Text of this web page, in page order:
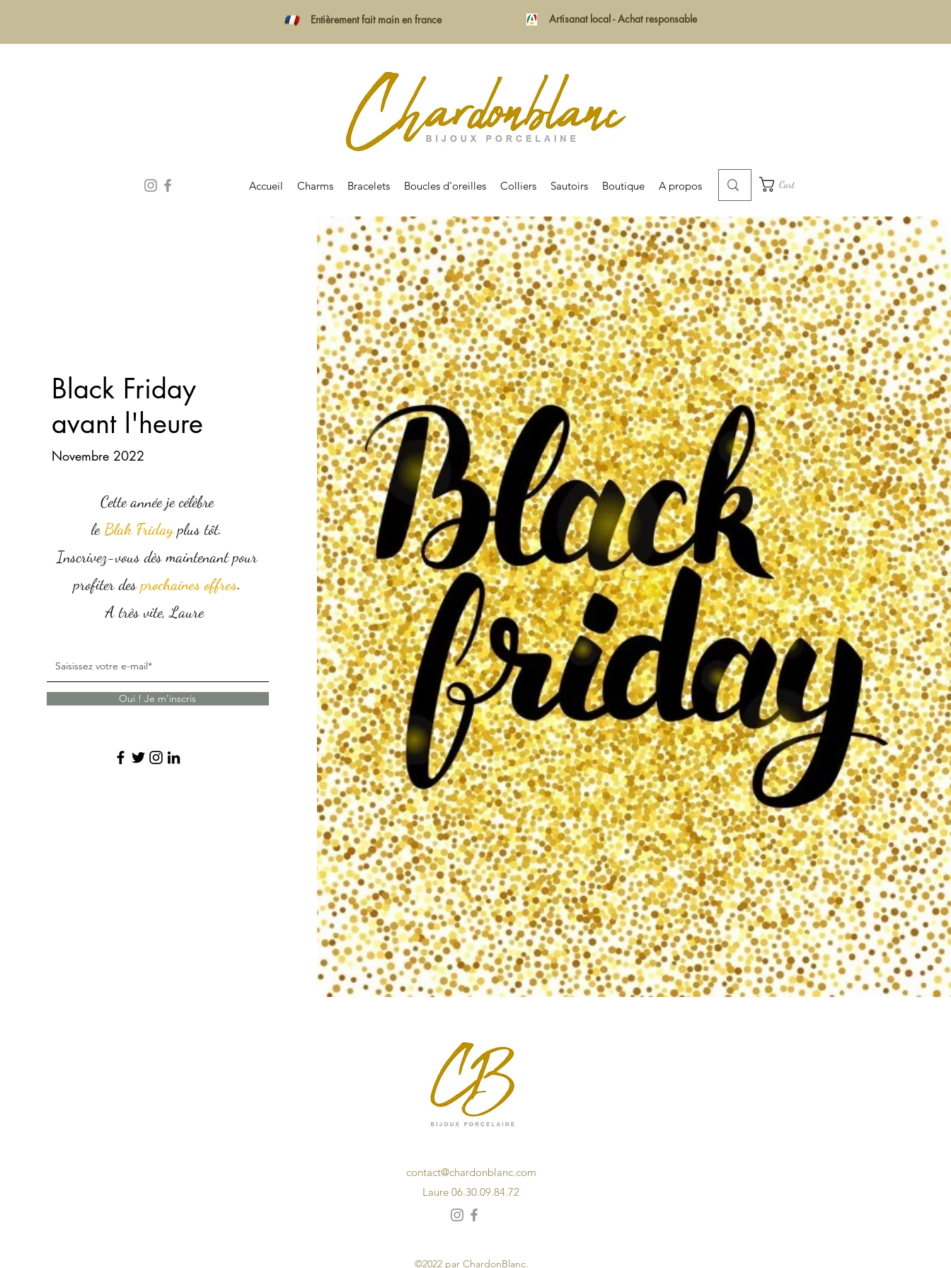
Entièrement fait main en france Artisanat local - Achat responsable
Accueil Charms Bracelets Boucles d'oreilles Colliers Sautoirs Boutique A propos Cart
Black Friday
avant l'heure
Novembre 2022
Cette année je célèbre
le Blak Friday plus tôt.
Inscrivez-vous dèsmaintenant pour
profiterdesprochaines offres.
A très vite, Laure
Oui ! Je m'inscris
contact@chardonblanc.com
Laure 06.30.09.84.72
©2022 par ChardonBlanc.